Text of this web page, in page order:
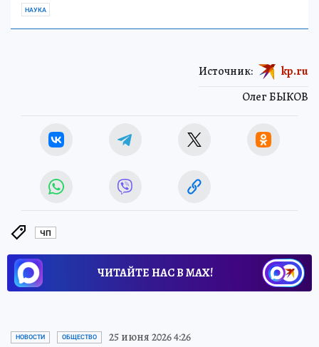
НАУКА
Олег БЫКОВ
Источник: kp.ru
ЧП
ЧИТАЙТЕ НАС В МАХ!
НОВОСТИ ОБЩЕСТВО 25 июня 2026 4:26